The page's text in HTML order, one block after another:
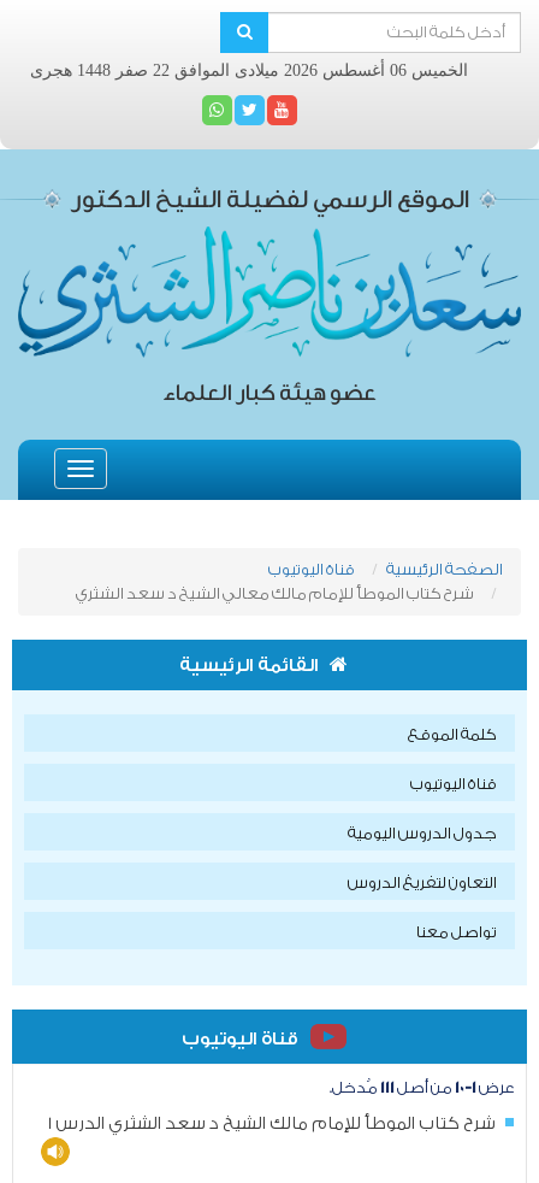
الخميس 06 أغسطس 2026 ميلادى الموافق 22 صفر 1448 هجرى
الموقع الرسمي لفضيلة الشيخ الدكتور
عضو هيئة كبار العلماء
Toggle
navigation
الصفحة الرئيسية
قناة اليوتيوب
شرح كتاب الموطأ للإمام مالك معالي الشيخ د سعد الشثري
القائمة الرئيسية
كلمة الموقع
قناة اليوتيوب
جدول الدروس اليومية
التعاون لتفريغ الدروس
تواصل معنا
قناة اليوتيوب
عرض١-١٠ من أصل١١١ مُدخل.
شرح كتاب الموطأ للإمام مالك الشيخ د سعد الشثري الدرس 1